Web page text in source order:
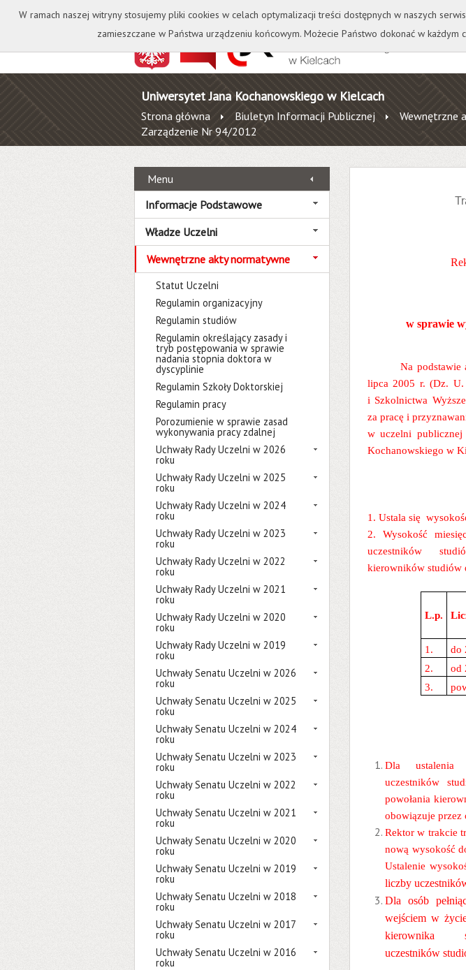
Kontakt Biblioteka Wydawnictwo Wirtualna
Uniwersytet Jana Kochanowskiego w Kielcach
Strona główna Biuletyn Informacji Publicznej Wewnętrzne
Zarządzenie Nr 94/2012
Menu
Informacje Podstawowe
Władze Uczelni
Wewnętrzne akty normatywne
Statut Uczelni
Regulamin organizacyjny
Regulamin studiów
Regulamin określający zasady i
tryb postępowania w sprawie
nadania stopnia doktora w
dyscyplinie
Regulamin Szkoły Doktorskiej
Regulamin pracy
Porozumienie w sprawie zasad
wykonywania pracy zdalnej
Uchwały Rady Uczelni w 2026
roku
Uchwały Rady Uczelni w 2025
roku
Uchwały Rady Uczelni w 2024
roku
Uchwały Rady Uczelni w 2023
roku
Uchwały Rady Uczelni w 2022
roku
Uchwały Rady Uczelni w 2021
roku
Uchwały Rady Uczelni w 2020
roku
Uchwały Rady Uczelni w 2019
roku
Uchwały Senatu Uczelni w 2026
roku
Uchwały Senatu Uczelni w 2025
roku
Uchwały Senatu Uczelni w 2024
roku
Uchwały Senatu Uczelni w 2023
roku
Uchwały Senatu Uczelni w 2022
roku
Uchwały Senatu Uczelni w 2021
roku
Uchwały Senatu Uczelni w 2020
roku
Uchwały Senatu Uczelni w 2019
roku
Uchwały Senatu Uczelni w 2018
roku
Uchwały Senatu Uczelni w 2017
roku
Uchwały Senatu Uczelni w 2016
roku
w sprawie
Na podstawie
lipca 2005 r. (Dz.
i Szkolnictwa
za pracę i
w uczelni
Kochanowskiego w
1. Ustala się
2. Wysokość
uczestników
kierowników studiów
L.p.
1.
do
2.
od
3.
Dla
uczestników
powołania
obowiązuje przez
Rektor w trakcie
nową wysokość
Ustalenie
liczby
Dla osób
wejściem w
kierownika
uczestników
W ramach naszej witryny stosujemy pliki cookies w celach optymalizacji treści dostępnych w naszych
zamieszczane w Państwa urządzeniu końcowym. Możecie Państwo dokonać w każdym